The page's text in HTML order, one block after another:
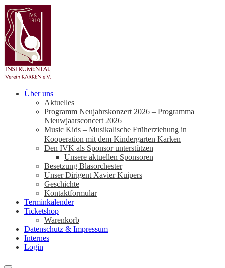
Über uns
Aktuelles
Programm Neujahrskonzert 2026 – Programma
Nieuwjaarsconcert 2026
Music Kids – Musikalische Früherziehung in
Kooperation mit dem Kindergarten Karken
Den IVK als Sponsor unterstützen
Unsere aktuellen Sponsoren
Besetzung Blasorchester
Unser Dirigent Xavier Kuipers
Geschichte
Kontaktformular
Terminkalender
Ticketshop
Warenkorb
Datenschutz & Impressum
Internes
Login